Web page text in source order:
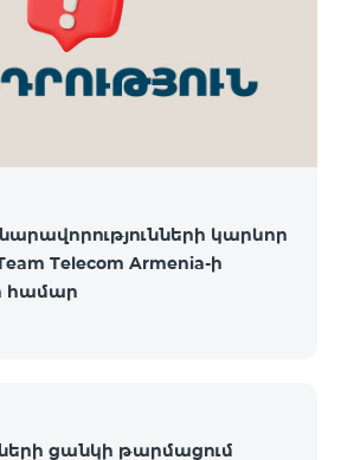
ընկերությունների կողմից
ին առաջարկված
էին ծառայությունների
կարևոր
Telecom Armenia-ի
համար
ցանկի թարմացում